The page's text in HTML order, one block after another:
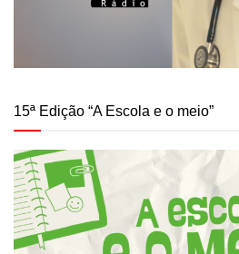
15ª Edição “A Escola e o meio”